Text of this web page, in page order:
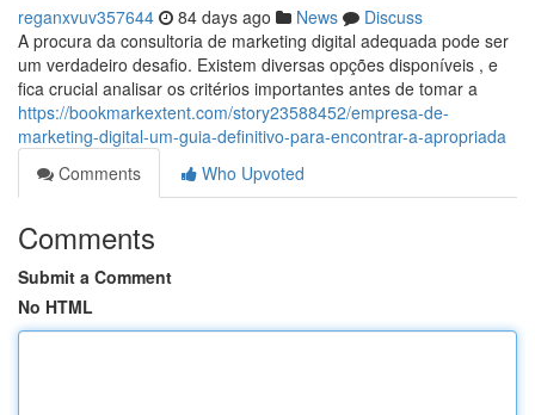
reganxvuv357644 84 days ago News
Discuss
A procura da consultoria de marketing digital adequada pode ser
um verdadeiro desafio. Existem diversas opções disponíveis , e
fica crucial analisar os critérios importantes antes de tomar a
https://bookmarkextent.com/story23588452/empresa-de-
marketing-digital-um-guia-definitivo-para-encontrar-a-apropriada
Comments
Who Upvoted
Comments
Submit a Comment
No HTML